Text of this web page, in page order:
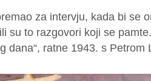
za intervju, kada bi se
su to razgovori koji se
dana“, ratne 1943. s Petrom